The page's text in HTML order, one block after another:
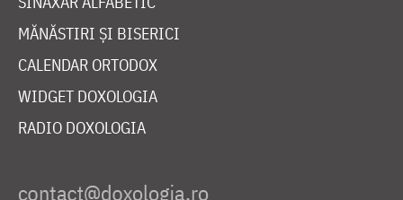
MĂNĂSTIRI ȘI BISERICI
CALENDAR ORTODOX
WIDGET DOXOLOGIA
RADIO DOXOLOGIA